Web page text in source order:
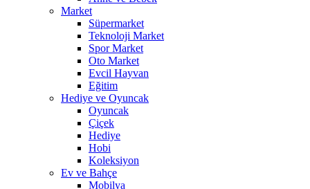
Market
Süpermarket
Teknoloji Market
Spor Market
Oto Market
Evcil Hayvan
Eğitim
Hediye ve Oyuncak
Oyuncak
Çiçek
Hediye
Hobi
Koleksiyon
Ev ve Bahçe
Mobilya